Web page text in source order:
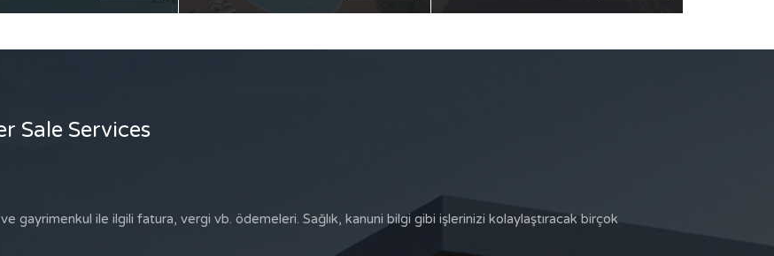
Sale Services
gayrimenkul ile ilgili fatura, vergi vb. ödemeleri. Sağlık, kanuni bilgi gibi işlerinizi kolaylaştıracak birçok